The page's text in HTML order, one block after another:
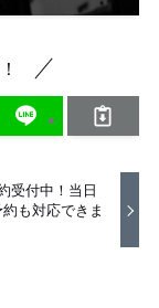
受付中！当日
も対応できま